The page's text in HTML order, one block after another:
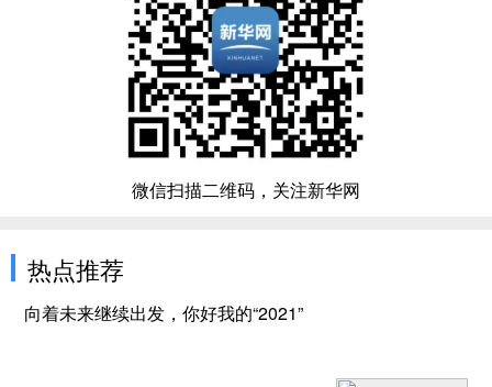
微信扫描二维码，关注新华网
热点推荐
向着未来继续出发，你好我的“2021”